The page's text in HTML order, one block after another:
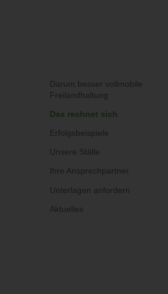
Darum besser vollmobile
Freilandhaltung
Das rechnet sich
Erfolgsbeispiele
Unsere Ställe
Ihre Ansprechpartner
Unterlagen anfordern
Aktuelles